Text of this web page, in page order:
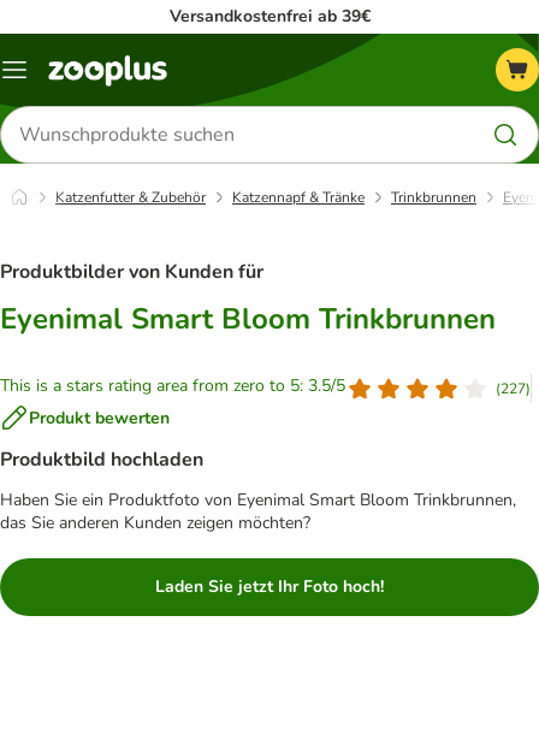
Versandkostenfrei ab 39€
Menü
Produkte
suchen
Katzenfutter & Zubehör Katzennapf & Tränke Trinkbrunnen
Produktbilder von Kunden für
Eyenimal Smart Bloom Trinkbrunnen
This is a stars rating area from zero to 5: 3.5/5 (227)
Produkt bewerten
Produktbild hochladen
Haben Sie ein Produktfoto von Eyenimal Smart Bloom Trinkbrunnen,
das Sie anderen Kunden zeigen möchten?
Laden Sie jetzt Ihr Foto hoch!